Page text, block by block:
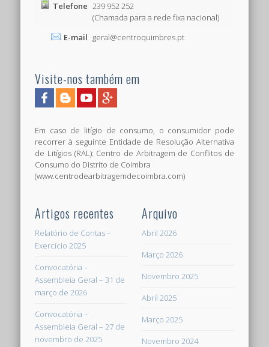
Telefone 239 952 252
(Chamada para a rede fixa nacional)
E-mail geral@centroquimbres.pt
Visite-nos também em
Em caso de litígio de consumo, o consumidor pode
recorrer à seguinte Entidade de Resolução Alternativa
de Litígios (RAL): Centro de Arbitragem de Conflitos de
Consumo do Distrito de Coimbra
(www.centrodearbitragemdecoimbra.com)
Artigos recentes
Relatório de Contas –
Exercício 2025
Convocatória –
Assembleia Geral – 31 de
março de 2026
Convocatória –
Assembleia Geral – 27 de
novembro de 2025
Arquivo
Abril 2026
Março 2026
Novembro 2025
Abril 2025
Março 2025
Novembro 2024